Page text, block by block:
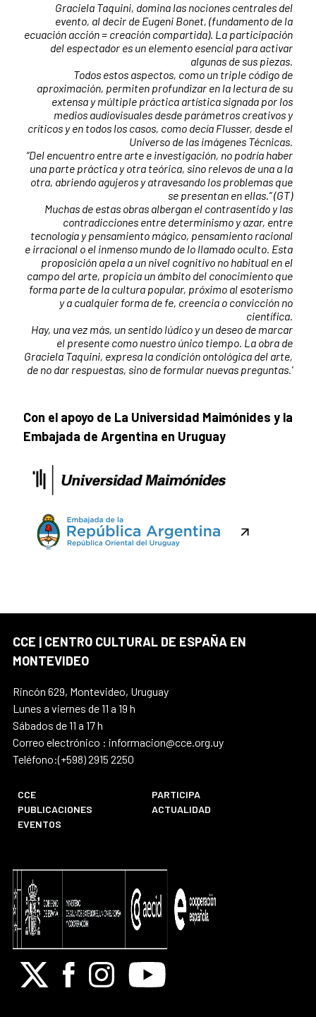
Graciela Taquini, domina las nociones centrales del
evento, al decir de Eugeni Bonet, (fundamento de la
ecuación acción = creación compartida). La participación
del espectador es un elemento esencial para activar
algunas de sus piezas.
Todos estos aspectos, como un triple código de
aproximación, permiten profundizar en la lectura de su
extensa y múltiple práctica artística signada por los
medios audiovisuales desde parámetros creativos y
críticos y en todos los casos, como decía Flusser, desde el
Universo de las imágenes Técnicas.
“Del encuentro entre arte e investigación, no podría haber
una parte práctica y otra teórica, sino relevos de una a la
otra, abriendo agujeros y atravesando los problemas que
se presentan en ellas.” (GT)
Muchas de estas obras albergan el contrasentido y las
contradicciones entre determinismo y azar, entre
tecnología y pensamiento mágico, pensamiento racional
e irracional o el inmenso mundo de lo llamado oculto. Esta
proposición apela a un nivel cognitivo no habitual en el
campo del arte, propicia un ámbito del conocimiento que
forma parte de la cultura popular, próximo al esoterismo
y a cualquier forma de fe, creencia o convicción no
científica.
Hay, una vez más, un sentido lúdico y un deseo de marcar
el presente como nuestro único tiempo. La obra de
Graciela Taquini, expresa la condición ontológica del arte,
de no dar respuestas, sino de formular nuevas preguntas.'
Con el apoyo de La Universidad Maimónides y la
Embajada de Argentina en Uruguay
CCE | CENTRO CULTURAL DE ESPAÑA EN
MONTEVIDEO
Rincón 629, Montevideo, Uruguay
Lunes a viernes de 11 a 19 h
Sábados de 11 a 17 h
Correo electrónico : informacion@cce.org.uy
Teléfono:(+598) 2915 2250
CCE
PARTICIPA
PUBLICACIONES
ACTUALIDAD
EVENTOS
X FacebookInstagramYoutube